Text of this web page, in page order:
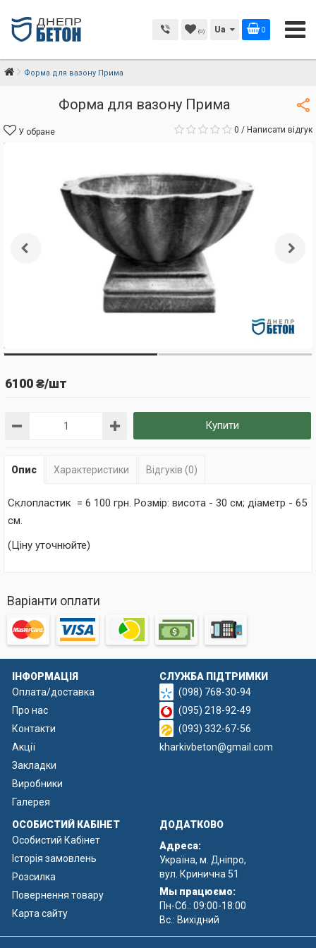
(0) Ua 0
Форма для вазону Прима
Форма для вазону Прима
У обране 0 / Написати відгук
6100 ₴/шт
Купити
Опис Характеристики Відгуків (0)
Склопластик = 6 100 грн. Розмір: висота - 30 см; діаметр - 65
см.
(Ціну уточнюйте)
Варіанти оплати
ІНФОРМАЦІЯ
Оплата/доставка
Про нас
Контакти
Акції
Закладки
Виробники
Галерея
СЛУЖБА ПІДТРИМКИ
(098) 768-30-94
(095) 218-92-49
(093) 332-67-56
kharkivbeton@gmail.com
ОСОБИСТИЙ КАБІНЕТ
Особистий Кабінет
Історія замовлень
Розсилка
Повернення товару
Карта сайту
ДОДАТКОВО
Адреса:
Україна, м. Дніпро,
вул. Кринична 51
Мы працюємо:
Пн-Сб.: 09:00-18:00
Вс.: Вихідний